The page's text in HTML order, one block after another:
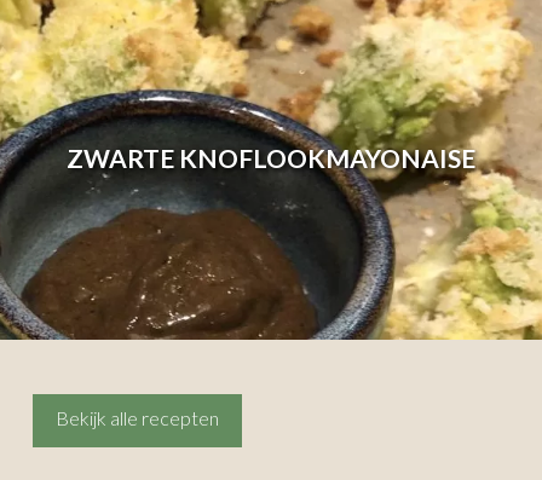
ZWARTE KNOFLOOKMAYONAISE
Bekijk alle recepten